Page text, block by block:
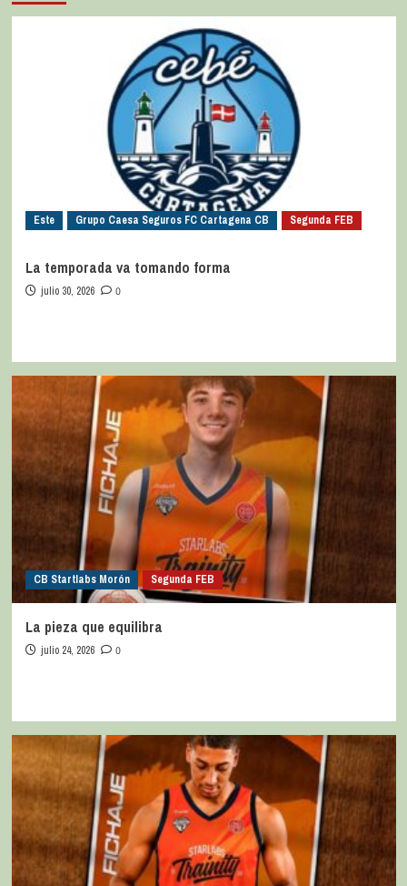
Este Grupo Caesa Seguros FC Cartagena CB Segunda FEB
La temporada va tomando forma
julio 30, 2026 0
CB Startlabs Morón Segunda FEB
La pieza que equilibra
julio 24, 2026 0